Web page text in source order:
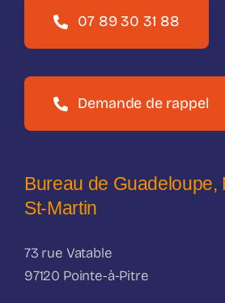
07 89 30 31 88
Demande de rappel
Bureau de Guadeloupe,
St-Martin
73 rue Vatable
97120 Pointe-à-Pitre